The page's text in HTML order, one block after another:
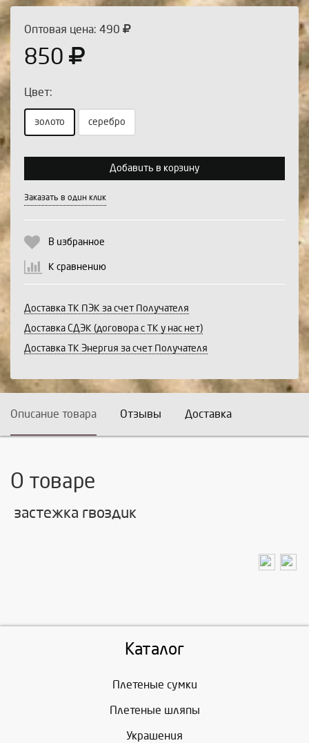
Оптовая цена: 490
850
Цвет:
золото серебро
Выберите количество:
Продолжить Отмена
Добавить в корзину
Заказать в один клик
В избранное
К сравнению
Доставка ТК ПЭК за счет Получателя
Доставка СДЭК (договора с ТК у нас нет)
Доставка ТК Энергия за счет Получателя
Описание товара Отзывы Доставка
О товаре
застежка гвоздик
Каталог
Плетеные сумки
Плетеные шляпы
Украшения